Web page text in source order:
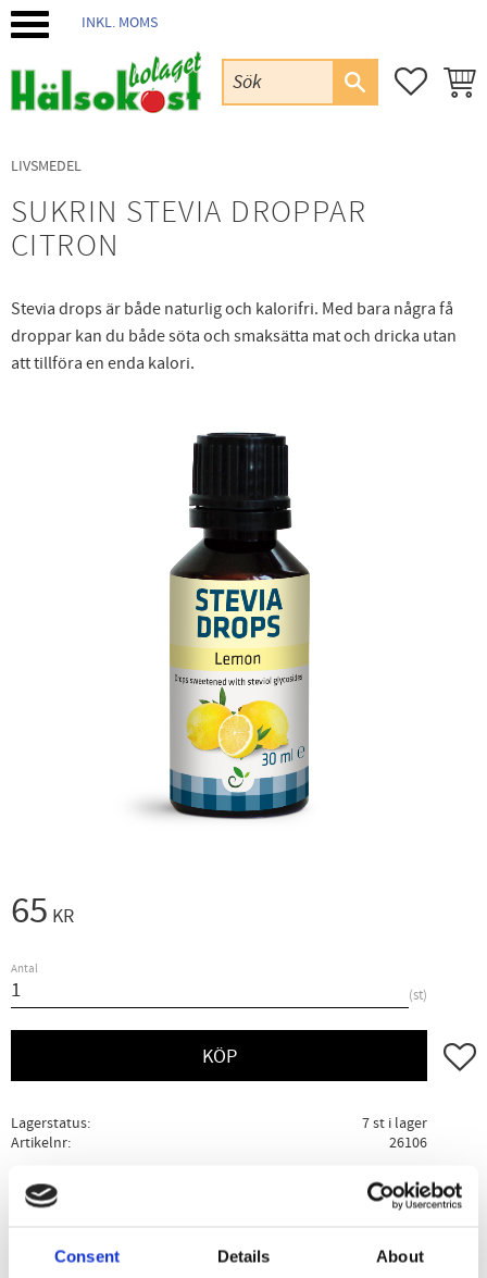
Consent Details About
INKL. MOMS
LIVSMEDEL
SUKRIN STEVIA DROPPAR
CITRON
Stevia drops är både naturlig och kalorifri. Med bara några få
droppar kan du både söta och smaksätta mat och dricka utan
att tillföra en enda kalori.
65 KR
Antal
st
KÖP Lägg
Lagerstatus
7 st i lager
Artikelnr
26106
Ge ett omdöme!
Beskrivning Specifikation Användning